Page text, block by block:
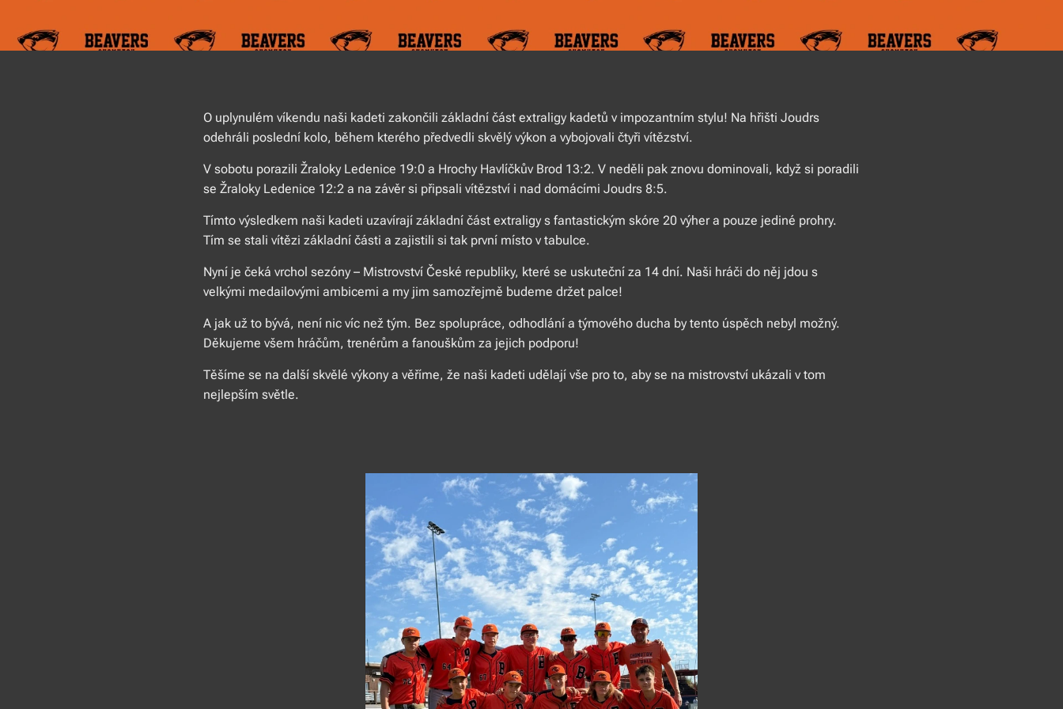
O uplynulém víkendu naši kadeti zakončili základní část extraligy kadetů v impozantním stylu! Na hřišti Joudrs
odehráli poslední kolo, během kterého předvedli skvělý výkon a vybojovali čtyři vítězství.
V sobotu porazili Žraloky Ledenice 19:0 a Hrochy Havlíčkův Brod 13:2. V neděli pak znovu dominovali, když si poradili
se Žraloky Ledenice 12:2 a na závěr si připsali vítězství i nad domácími Joudrs 8:5.
Tímto výsledkem naši kadeti uzavírají základní část extraligy s fantastickým skóre 20 výher a pouze jediné prohry.
Tím se stali vítězi základní části a zajistili si tak první místo v tabulce.
Nyní je čeká vrchol sezóny – Mistrovství České republiky, které se uskuteční za 14 dní. Naši hráči do něj jdou s
velkými medailovými ambicemi a my jim samozřejmě budeme držet palce!
A jak už to bývá, není nic víc než tým. Bez spolupráce, odhodlání a týmového ducha by tento úspěch nebyl možný.
Děkujeme všem hráčům, trenérům a fanouškům za jejich podporu!
Těšíme se na další skvělé výkony a věříme, že naši kadeti udělají vše pro to, aby se na mistrovství ukázali v tom
nejlepším světle.